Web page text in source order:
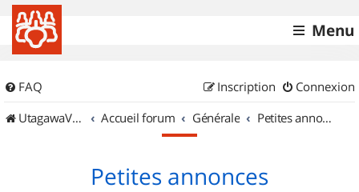
Menu
FAQ Connexion
Inscription
UtagawaVTT (Randos VTT et VTTAE avec traces GPS)
Accueil forum Générale Petites annonces
Petites annonces